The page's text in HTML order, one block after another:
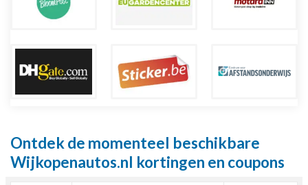
Ontdek de momenteel beschikbare
Wijkopenautos.nl kortingen en coupons